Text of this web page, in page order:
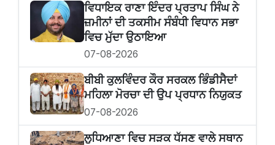
ਵਿਧਾਇਕ ਰਾਣਾ ਇੰਦਰ ਪ੍ਰਤਾਪ ਸਿੰਘ ਨੇ
ਜ਼ਮੀਨਾਂ ਦੀ ਤਕਸੀਮ ਸੰਬੰਧੀ ਵਿਧਾਨ ਸਭਾ
ਵਿਚ ਮੁੱਦਾ ਉਠਾਇਆ
07-08-2026
ਬੀਬੀ ਕੁਲਵਿੰਦਰ ਕੌਰ ਸਰਕਲ ਭਿੰਡੀਸੈਦਾਂ
ਮਹਿਲਾ ਮੋਰਚਾ ਦੀ ਉਪ ਪ੍ਰਧਾਨ ਨਿਯੁਕਤ
07-08-2026
ਲੁਧਿਆਣਾ ਵਿਚ ਸੜਕ ਧੱਸਣ ਵਾਲੇ ਸਥਾਨ